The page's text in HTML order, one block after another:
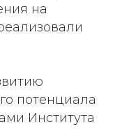
на
потенциала
Института